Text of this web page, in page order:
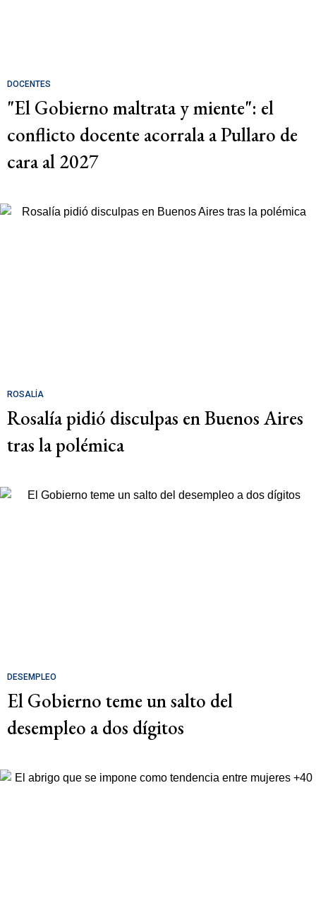
DOCENTES
"El Gobierno maltrata y miente": el
conflicto docente acorrala a Pullaro de
cara al 2027
ROSALÍA
Rosalía pidió disculpas en Buenos Aires
tras la polémica
DESEMPLEO
El Gobierno teme un salto del
desempleo a dos dígitos